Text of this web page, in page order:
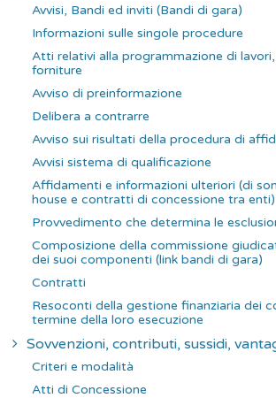
Avvisi, Bandi ed inviti (Bandi di gara)
Informazioni sulle singole procedure
Atti relativi alla programmazione di
forniture
Avviso di preinformazione
Delibera a contrarre
Avviso sui risultati della procedura di
Avvisi sistema di qualificazione
Affidamenti e informazioni ulteriori (di
house e contratti di concessione tra enti)
Provvedimento che determina le
Composizione della commissione
dei suoi componenti (link bandi di gara)
Contratti
Resoconti della gestione finanziaria dei
termine della loro esecuzione
Sovvenzioni, contributi, sussidi,
Criteri e modalità
Atti di Concessione